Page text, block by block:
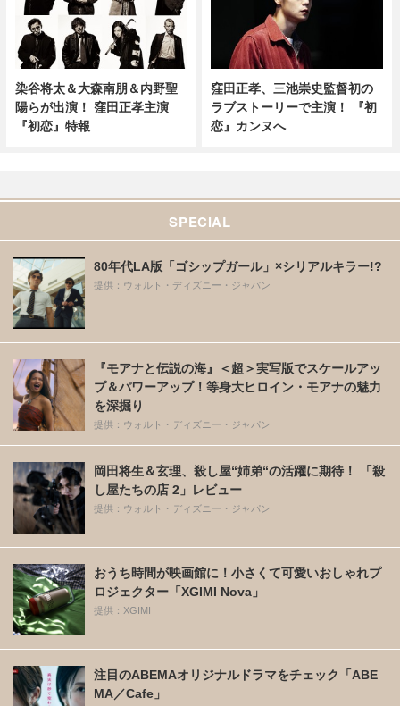
染谷将太＆大森南朋＆内野聖
陽らが出演！ 窪田正孝主演
『初恋』特報
窪田正孝、三池崇史監督初の
ラブストーリーで主演！ 『初
恋』カンヌへ
SPECIAL
80年代LA版「ゴシップガール」×シリアルキラー!?
提供：ウォルト・ディズニー・ジャパン
『モアナと伝説の海』＜超＞実写版でスケールアッ
プ＆パワーアップ！等身大ヒロイン・モアナの魅力
を深掘り
提供：ウォルト・ディズニー・ジャパン
岡田将生＆玄理、殺し屋“姉弟“の活躍に期待！ 「殺
し屋たちの店 2」レビュー
提供：ウォルト・ディズニー・ジャパン
おうち時間が映画館に！小さくて可愛いおしゃれプ
ロジェクター「XGIMI Nova」
提供：XGIMI
注目のABEMAオリジナルドラマをチェック「ABE
MA／Cafe」